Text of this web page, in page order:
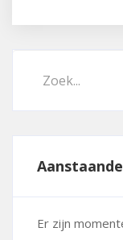
Er zijn